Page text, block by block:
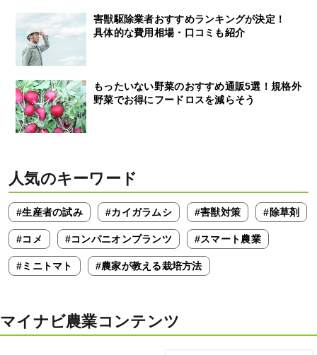
害獣駆除業者おすすめランキングが決定！
具体的な費用相場・口コミも紹介
もったいない野菜のおすすめ通販5選！規格外
野菜でお得にフードロスを減らそう
人気のキーワード
#生産者の試み #カイガラムシ #害獣対策 #除草剤
#コメ #コンパニオンプランツ #スマート農業
#ミニトマト #農家が教える栽培方法
マイナビ農業コンテンツ